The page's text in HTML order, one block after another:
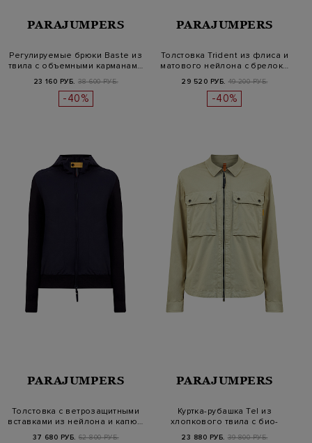
PARAJUMPERS
Регулируемые брюки Baste из
твила с объемными карманам…
23 160 РУБ. 38 600 РУБ.
-40%
PARAJUMPERS
Толстовка Trident из флиса и
матового нейлона с брелок…
29 520 РУБ. 49 200 РУБ.
-40%
PARAJUMPERS
Толстовка с ветрозащитными
вставками из нейлона и капю…
37 680 РУБ. 62 800 РУБ.
PARAJUMPERS
Куртка-рубашка Tel из
хлопкового твила с био-
окраской
23 880 РУБ. 39 800 РУБ.